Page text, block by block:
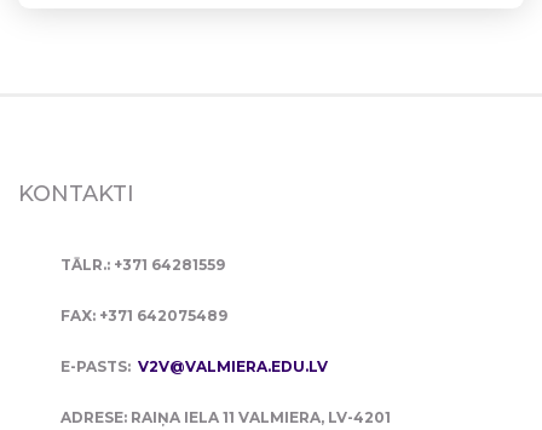
KONTAKTI
TĀLR.: +371 64281559
FAX: +371 642075489
E-PASTS: V2V@VALMIERA.EDU.LV
ADRESE: RAIŅA IELA 11 VALMIERA, LV-4201